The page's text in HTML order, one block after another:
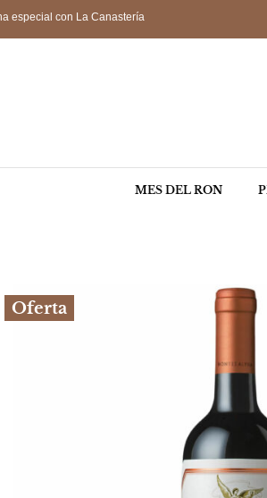
especial con La Canastería
MES DEL RON
Oferta